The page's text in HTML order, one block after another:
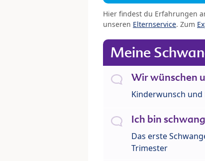
Hier findest du Erfahrungen
unseren Elternservice. Zum
Meine
Wir wünschen
Kinderwunsch
Ich bin
Das erste
Trimester